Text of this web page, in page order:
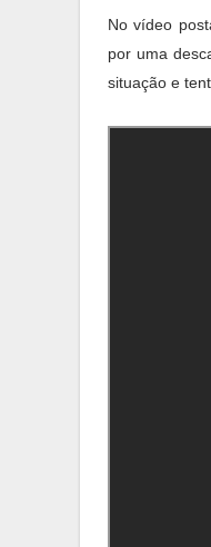
No vídeo
por uma
situação e